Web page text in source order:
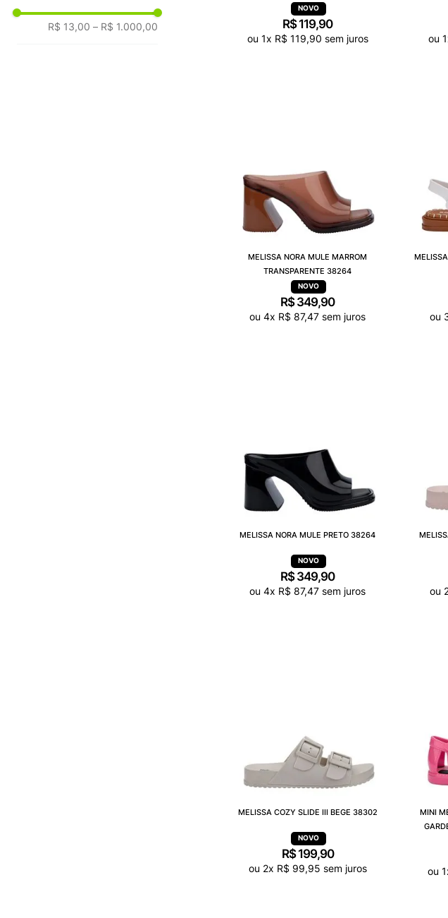
R$ 13,00 – R$ 1.000,00 R$119,90
ou 1x R$ 119,90 sem juros ou1
MELISSA NORA MULE MARROM
TRANSPARENTE 38264
R$349,90
ou4x R$ 87,47 sem juros ou
MELISSA NORA MULE PRETO 38264
R$349,90
ou4x R$ 87,47 sem juros ou
MELISSA COZY SLIDE III BEGE 38302
R$ 199,90
ou 2x R$ 99,95 sem juros
MINI
ou1